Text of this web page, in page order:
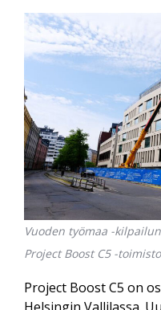
Vuoden työmaa -
Project Boost C5 -
Project Boost C5 on